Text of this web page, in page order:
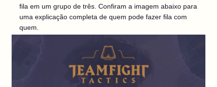
fila em um grupo de três. Confiram a imagem abaixo para
uma explicação completa de quem pode fazer fila com
quem.